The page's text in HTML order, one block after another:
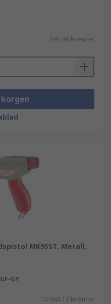
591,96 kr/enhet
MK9SST, Metall,
GY
10 944,12 kr/enhet